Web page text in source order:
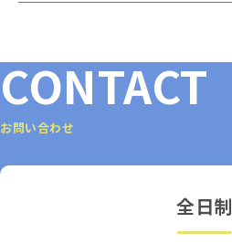
CONTACT
お問い合わせ
全日制